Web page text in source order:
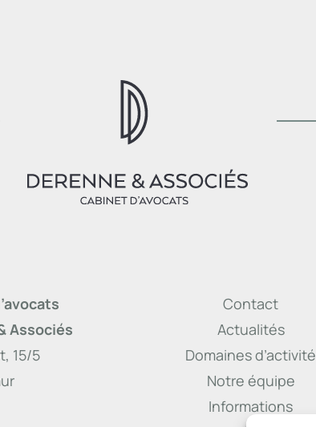
Associés
15/5
Contact
Actualités
Domaines d’activité
Notre équipe
Informations